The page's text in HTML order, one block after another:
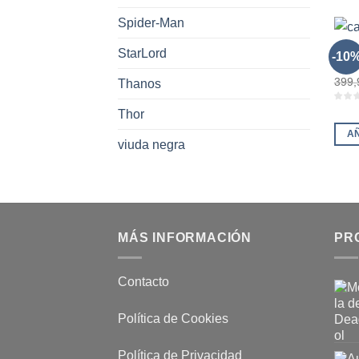
Spider-Man
StarLord
Thanos
Thor
viuda negra
-
MÁS INFORMACIÓN
Contacto
Política de Cookies
Política de Privacidad